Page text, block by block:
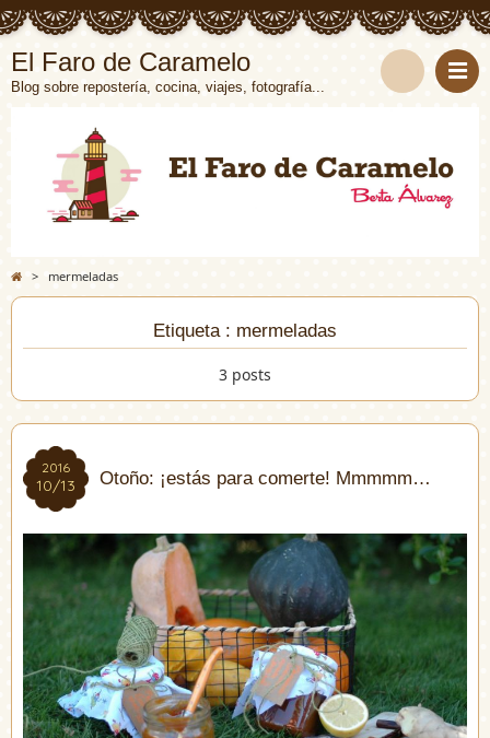
El Faro de Caramelo
Blog sobre repostería, cocina, viajes, fotografía...
> mermeladas
Etiqueta : mermeladas
3 posts
2016
10/13
2016
10/13 Otoño: ¡estás para comerte! Mmmmm…